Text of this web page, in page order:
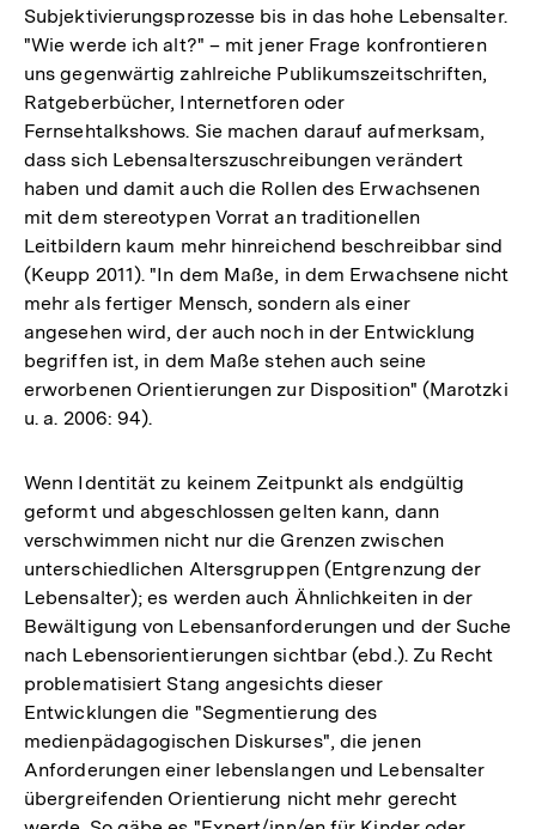
Subjektivierungsprozesse bis in das hohe Lebensalter.
"Wie werde ich alt?" – mit jener Frage konfrontieren
uns gegenwärtig zahlreiche Publikumszeitschriften,
Ratgeberbücher, Internetforen oder
Fernsehtalkshows. Sie machen darauf aufmerksam,
dass sich Lebensalterszuschreibungen verändert
haben und damit auch die Rollen des Erwachsenen
mit dem stereotypen Vorrat an traditionellen
Leitbildern kaum mehr hinreichend beschreibbar sind
(Keupp 2011). "In dem Maße, in dem Erwachsene nicht
mehr als fertiger Mensch, sondern als einer
angesehen wird, der auch noch in der Entwicklung
begriffen ist, in dem Maße stehen auch seine
erworbenen Orientierungen zur Disposition" (Marotzki
u. a. 2006: 94).
Wenn Identität zu keinem Zeitpunkt als endgültig
geformt und abgeschlossen gelten kann, dann
verschwimmen nicht nur die Grenzen zwischen
unterschiedlichen Altersgruppen (Entgrenzung der
Lebensalter); es werden auch Ähnlichkeiten in der
Bewältigung von Lebensanforderungen und der Suche
nach Lebensorientierungen sichtbar (ebd.). Zu Recht
problematisiert Stang angesichts dieser
Entwicklungen die "Segmentierung des
medienpädagogischen Diskurses", die jenen
Anforderungen einer lebenslangen und Lebensalter
übergreifenden Orientierung nicht mehr gerecht